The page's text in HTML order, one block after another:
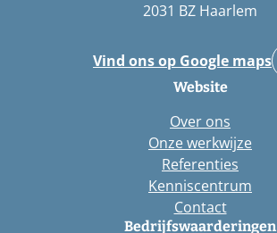
2031 BZ Haarlem
Vind ons op Google maps
Website
Over ons
Onze werkwijze
Referenties
Kenniscentrum
Contact
Bedrijfswaarderingen